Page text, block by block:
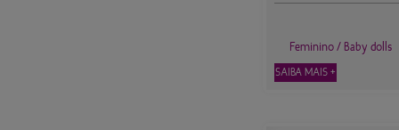
Feminino / Baby dolls
SAIBA MAIS +